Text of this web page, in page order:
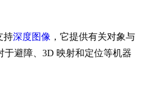
持深度图像 ，它提供有关对象与
避障、3D 映射和定位等机器